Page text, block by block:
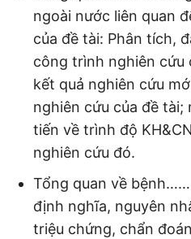
ngoài nước liên quan
của đề tài: Phân tích,
công trình nghiên cứu
kết quả nghiên cứu
nghiên cứu của đề
tiến về trình độ
nghiên cứu đó.
Tổng quan về
định nghĩa, nguyên
triệu chứng, chẩn